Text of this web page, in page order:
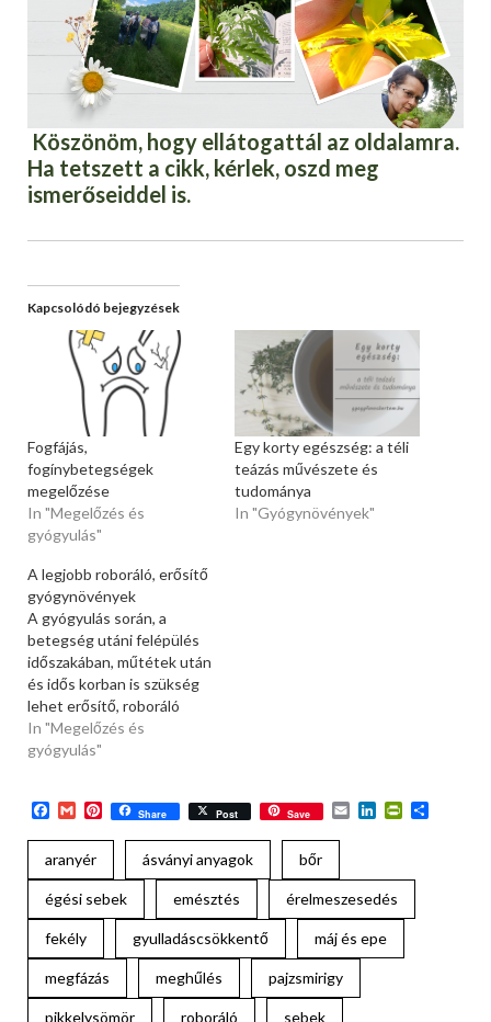
Köszönöm, hogy ellátogattál az oldalamra.
Ha tetszett a cikk, kérlek, oszd meg
ismerőseiddel is.
Kapcsolódó bejegyzések
Fogfájás,
fogínybetegségek
megelőzése
In "Megelőzés és
gyógyulás"
Egy korty egészség: a téli
teázás művészete és
tudománya
In "Gyógynövények"
A legjobb roboráló, erősítő
gyógynövények
A gyógyulás során, a
betegség utáni felépülés
időszakában, műtétek után
és idős korban is szükség
lehet erősítő, roboráló
étrendre, melyet nagyon
jól kiegészíthetünk ilyen
zöldségleves majoránnával,
kakukkfűvel, szurokfűvel
vagy borsikafűvel ízesítve
vagy a zabpehelykása
önmagában is kímélő,
erősítő roboráló táplálék
betegség, lábadozás…
In "Megelőzés és
gyógyulás"
Facebook
GmailPinterest
Share Post Save EmailLinkedIn
aranyér ásványi anyagok bőr
égési sebek emésztés érelmeszesedés
fekély gyulladáscsökkentő máj és epe
megfázás meghűlés pajzsmirigy
pikkelysömör roboráló sebek